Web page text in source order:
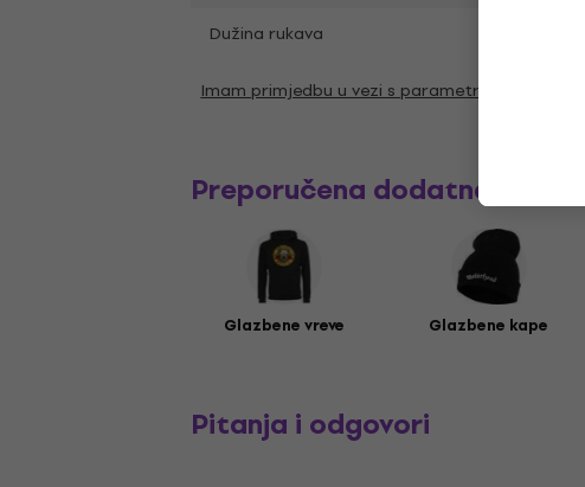
Dužina rukava
Imam primjedbu u vezi s parametrima
Preporučena dodatna oprema
Glazbene vreve Glazbene kape
Pitanja i odgovori